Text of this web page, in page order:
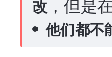
改
他们都不